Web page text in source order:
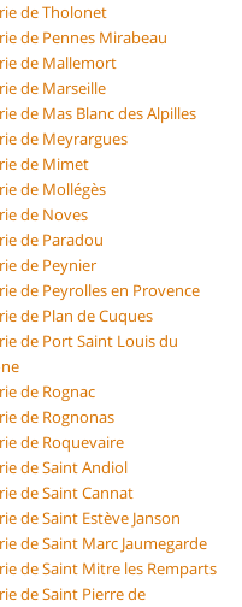
de Tholonet
de Pennes Mirabeau
de Mallemort
de Marseille
de Mas Blanc des Alpilles
de Meyrargues
de Mimet
de Mollégès
de Noves
de Paradou
de Peynier
de Peyrolles en Provence
de Plan de Cuques
de Port Saint Louis du
de Rognac
de Rognonas
de Roquevaire
de Saint Andiol
de Saint Cannat
de Saint Estève Janson
de Saint Marc Jaumegarde
de Saint Mitre les Remparts
de Saint Pierre de